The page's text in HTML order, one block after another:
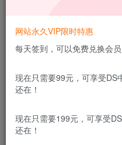
免费资源网 – https://
节点)3、SSH免密访问 (所
盘格式化，作为osd的存储
网站永久VIP限时特惠
每天签到，可以免费兑换会员
现在只需要99元，可享受DS
还在！
现在只需要199元，可享受
还在！